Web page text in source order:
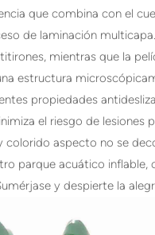
que combina con el
de laminación
mientras que la
estructura
propiedades
el riesgo de lesiones
aspecto no se
parque acuático
y despierte la